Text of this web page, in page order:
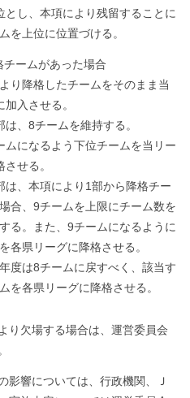
とし、本項により残留することに
を上位に位置づける。
チームがあった場合
り降格したチームをそのまま当
加入させる。
は、8チームを維持する。
ムになるよう下位チームを当リー
せる。
は、本項により1部から降格チー
合、9チームを上限にチーム数を
る。また、9チームになるように
各県リーグに降格させる。
度は8チームに戻すべく、該当す
を各県リーグに降格させる。
り欠場する場合は、運営委員会
影響については、行政機関、Ｊ